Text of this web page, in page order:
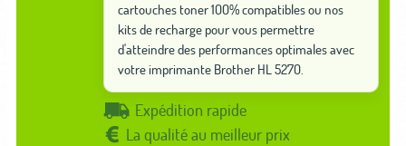
cartouches toner 100% compatibles ou nos
kits de recharge pour vous permettre
d'atteindre des performances optimales avec
votre imprimante Brother HL 5270.
Expédition rapide
La qualité au meilleur prix